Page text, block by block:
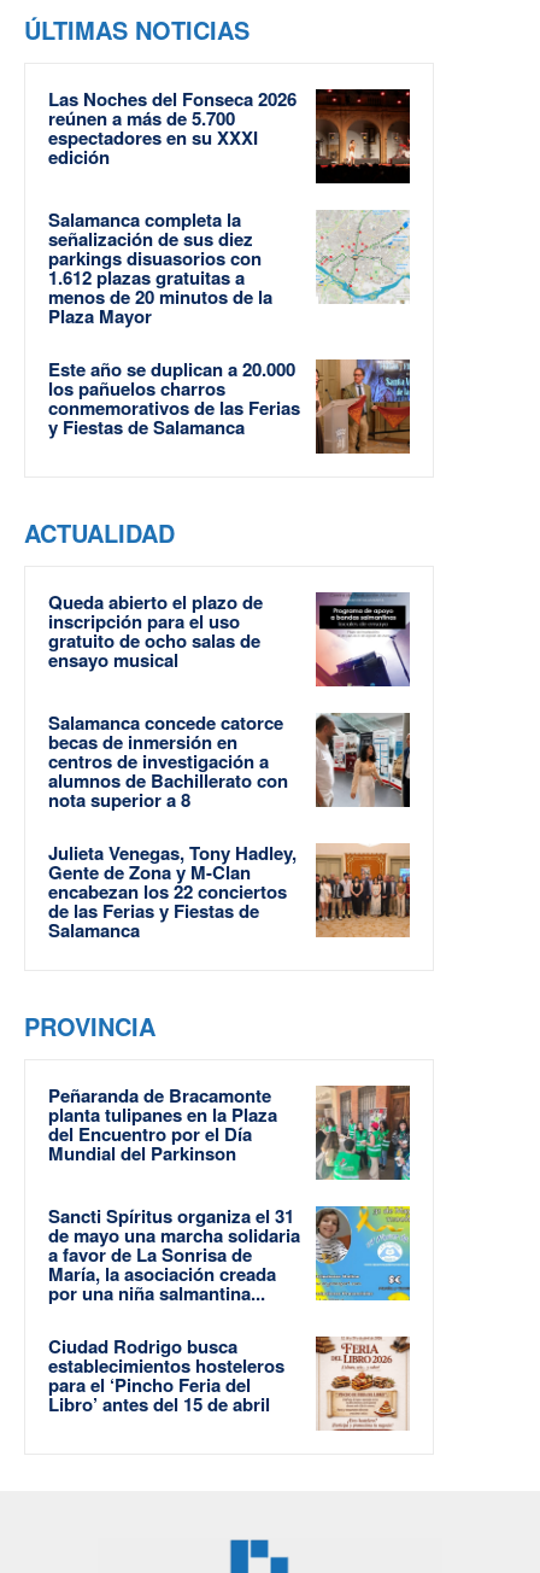
ÚLTIMAS NOTICIAS
Las Noches del Fonseca 2026
reúnen a más de 5.700
espectadores en su XXXI
edición
Salamanca completa la
señalización de sus diez
parkings disuasorios con
1.612 plazas gratuitas a
menos de 20 minutos de la
Plaza Mayor
Este año se duplican a 20.000
los pañuelos charros
conmemorativos de las Ferias
y Fiestas de Salamanca
ACTUALIDAD
Queda abierto el plazo de
inscripción para el uso
gratuito de ocho salas de
ensayo musical
Salamanca concede catorce
becas de inmersión en
centros de investigación a
alumnos de Bachillerato con
nota superior a 8
Julieta Venegas, Tony Hadley,
Gente de Zona y M-Clan
encabezan los 22 conciertos
de las Ferias y Fiestas de
Salamanca
PROVINCIA
Peñaranda de Bracamonte
planta tulipanes en la Plaza
del Encuentro por el Día
Mundial del Parkinson
Sancti Spíritus organiza el 31
de mayo una marcha solidaria
a favor de La Sonrisa de
María, la asociación creada
por una niña salmantina...
Ciudad Rodrigo busca
establecimientos hosteleros
para el ‘Pincho Feria del
Libro’ antes del 15 de abril